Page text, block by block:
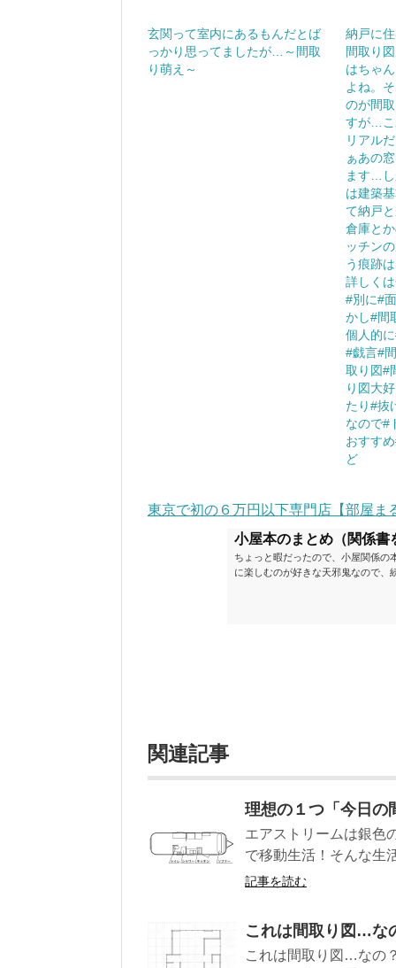
玄関って室内にあるもんだとば
っかり思ってましたが…～間取
り萌え～
納戸に
間取り
はちゃ
よね。
のが間
すが…こ
リアル
ぁあの
ます…し
は建築
て納戸
倉庫と
ッチン
う痕跡
詳しく
#別に#
かし#間
個人的
#戯言#
取り図#
り図大
たり#抜
なので#
おすす
ど
東京で初の６万円以下専門店【部屋ま
小屋本のまとめ（関係書
ちょっと暇だったので、小屋関係の
に楽しむのが好きな天邪鬼なので、
関連記事
理想の１つ「今日の
エアストリームは銀色
で移動生活！そんな生
記事を読む
これは間取り図…な
これは間取り図…なの